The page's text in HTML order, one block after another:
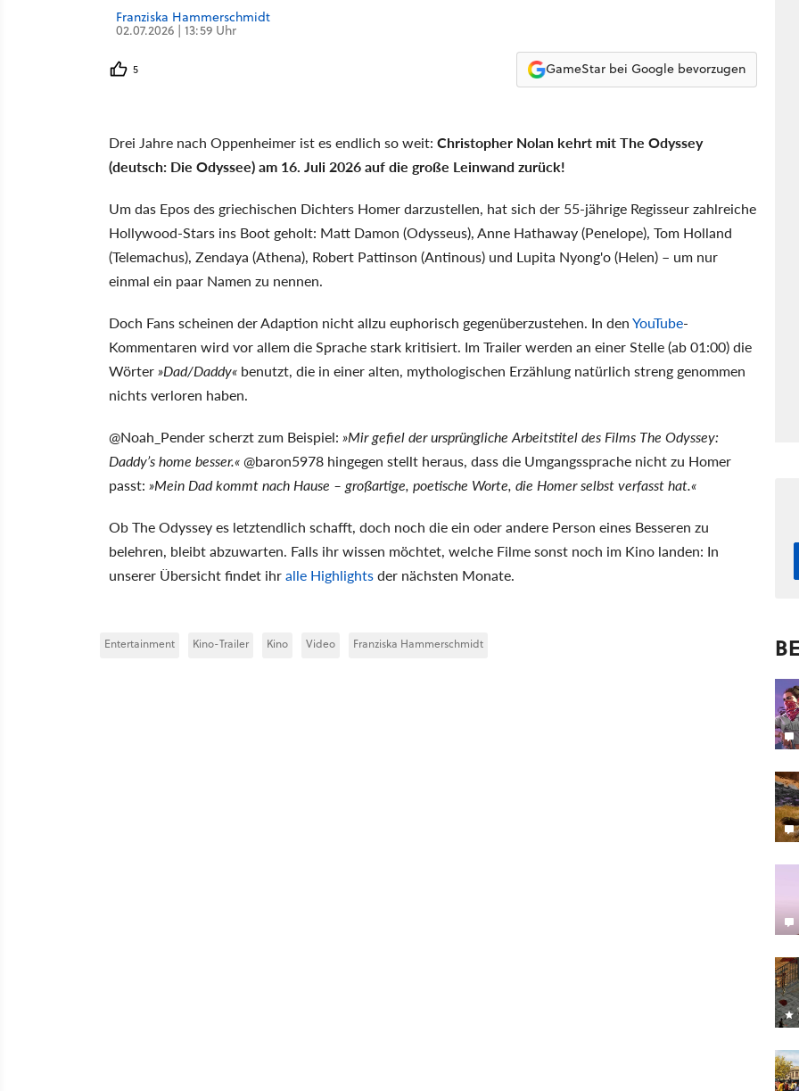
Franziska Hammerschmidt
02.07.2026 | 13:59 Uhr
5 GameStar bei Google bevorzugen
Drei Jahre nach Oppenheimer ist es endlich so weit: Christopher Nolan kehrt mit The Odyssey
(deutsch: Die Odyssee) am 16. Juli 2026 auf die große Leinwand zurück!
Um das Epos des griechischen Dichters Homer darzustellen, hat sich der 55-jährige Regisseur zahlreiche
Hollywood-Stars ins Boot geholt: Matt Damon (Odysseus), Anne Hathaway (Penelope), Tom Holland
(Telemachus), Zendaya (Athena), Robert Pattinson (Antinous) und Lupita Nyong'o (Helen) – um nur
einmal ein paar Namen zu nennen.
Doch Fans scheinen der Adaption nicht allzu euphorisch gegenüberzustehen. In denYouTube-
Kommentaren wird vor allem die Sprache stark kritisiert. Im Trailer werden an einer Stelle (ab 01:00) die
Wörter»Dad/Daddy« benutzt, die in einer alten, mythologischen Erzählung natürlich streng genommen
nichts verloren haben.
@Noah_Pender scherzt zum Beispiel: »Mir gefiel der ursprüngliche Arbeitstitel des Films The Odyssey:
Daddy’s home besser.«@baron5978 hingegen stellt heraus, dass die Umgangssprache nicht zu Homer
passt: »Mein Dad kommt nach Hause – großartige, poetische Worte, die Homer selbst verfasst hat.«
Ob The Odyssey es letztendlich schafft, doch noch die ein oder andere Person eines Besseren zu
belehren, bleibt abzuwarten. Falls ihr wissen möchtet, welche Filme sonst noch im Kino landen: In
unserer Übersicht findet ihralle Highlightsder nächsten Monate.
Entertainment Kino-Trailer Kino Video Franziska Hammerschmidt